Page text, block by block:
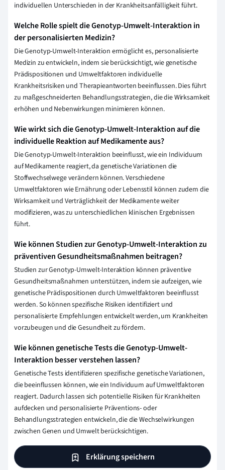
individuellen Unterschieden in der Krankheitsanfälligkeit führt.
Welche Rolle spielt die Genotyp-Umwelt-Interaktion in
der personalisierten Medizin?
Die Genotyp-Umwelt-Interaktion ermöglicht es, personalisierte
Medizin zu entwickeln, indem sie berücksichtigt, wie genetische
Prädispositionen und Umweltfaktoren individuelle
Krankheitsrisiken und Therapieantworten beeinflussen. Dies führt
zu maßgeschneiderten Behandlungsstrategien, die die Wirksamkeit
erhöhen und Nebenwirkungen minimieren können.
Wie wirkt sich die Genotyp-Umwelt-Interaktion auf die
individuelle Reaktion auf Medikamente aus?
Die Genotyp-Umwelt-Interaktion beeinflusst, wie ein Individuum
auf Medikamente reagiert, da genetische Variationen die
Stoffwechselwege verändern können. Verschiedene
Umweltfaktoren wie Ernährung oder Lebensstil können zudem die
Wirksamkeit und Verträglichkeit der Medikamente weiter
modifizieren, was zu unterschiedlichen klinischen Ergebnissen
führt.
Wie können Studien zur Genotyp-Umwelt-Interaktion zu
präventiven Gesundheitsmaßnahmen beitragen?
Studien zur Genotyp-Umwelt-Interaktion können präventive
Gesundheitsmaßnahmen unterstützen, indem sie aufzeigen, wie
genetische Prädispositionen durch Umweltfaktoren beeinflusst
werden. So können spezifische Risiken identifiziert und
personalisierte Empfehlungen entwickelt werden, um Krankheiten
vorzubeugen und die Gesundheit zu fördern.
Wie können genetische Tests die Genotyp-Umwelt-
Interaktion besser verstehen lassen?
Genetische Tests identifizieren spezifische genetische Variationen,
die beeinflussen können, wie ein Individuum auf Umweltfaktoren
reagiert. Dadurch lassen sich potentielle Risiken für Krankheiten
aufdecken und personalisierte Präventions- oder
Behandlungsstrategien entwickeln, die die Wechselwirkungen
zwischen Genen und Umwelt berücksichtigen.
Erklärung speichern